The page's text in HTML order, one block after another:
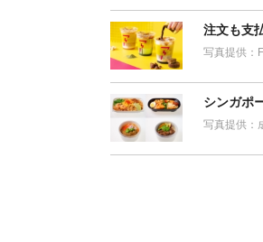
注文も支
写真提供：
シンガポ
写真提供：